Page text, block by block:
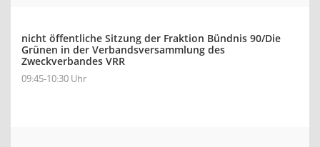
nicht öffentliche Sitzung der Fraktion Bündnis 90/Die
Grünen in der Verbandsversammlung des
Zweckverbandes VRR
09:45-10:30 Uhr